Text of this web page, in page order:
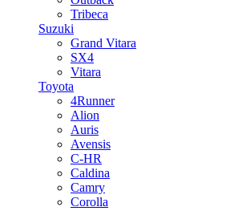
Tribeca
Suzuki
Grand Vitara
SX4
Vitara
Toyota
4Runner
Alion
Auris
Avensis
C-HR
Caldina
Camry
Corolla